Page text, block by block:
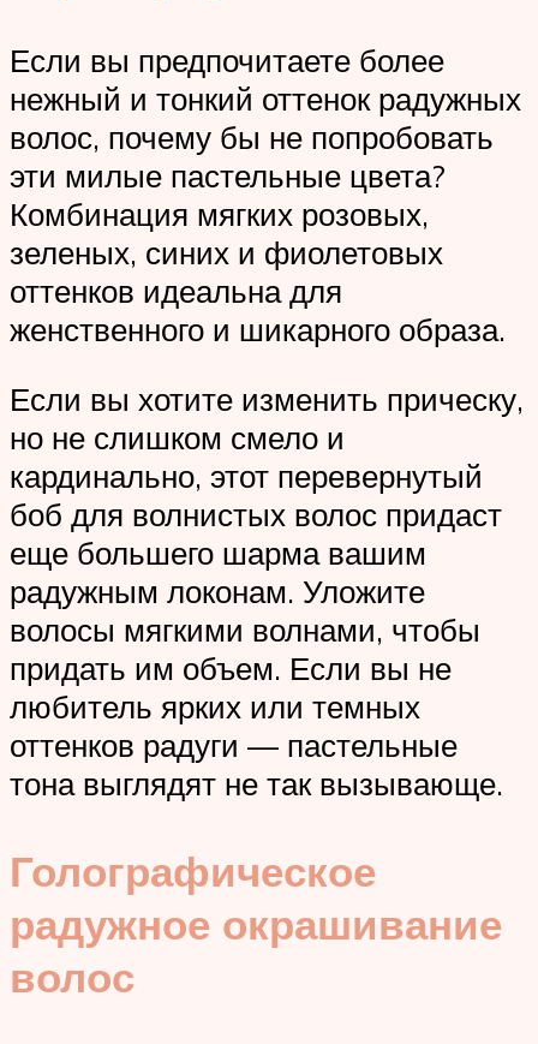
Если вы предпочитаете более
нежный и тонкий оттенок радужных
волос, почему бы не попробовать
эти милые пастельные цвета?
Комбинация мягких розовых,
зеленых, синих и фиолетовых
оттенков идеальна для
женственного и шикарного образа.
Если вы хотите изменить прическу,
но не слишком смело и
кардинально, этот перевернутый
боб для волнистых волос придаст
еще большего шарма вашим
радужным локонам. Уложите
волосы мягкими волнами, чтобы
придать им объем. Если вы не
любитель ярких или темных
оттенков радуги — пастельные
тона выглядят не так вызывающе.
Голографическое
радужное окрашивание
волос